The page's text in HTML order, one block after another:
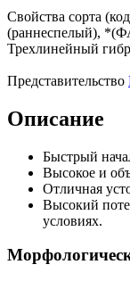
Свойства сорта
(раннеспелый),
Трехлинейный
Представительство
Описание
Быстрый
Высокое и
Отличная
Высокий
условиях.